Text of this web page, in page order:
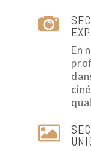
En